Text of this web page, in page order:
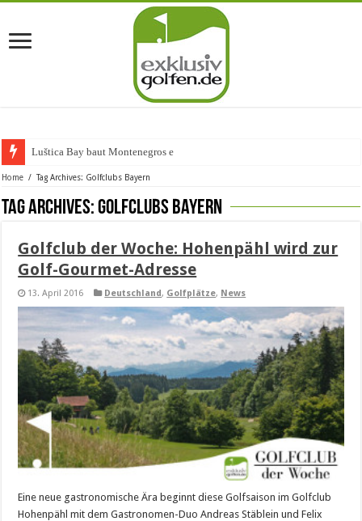
Luštica Bay baut Montenegros erste G
Home / Tag Archives: Golfclubs Bayern
Tag Archives:Golfclubs Bayern
Golfclub der Woche: Hohenpähl wird zur
Golf-Gourmet-Adresse
13. April 2016 Deutschland, Golfplätze, News
Eine neue gastronomische Ära beginnt diese Golfsaison im Golfclub
Hohenpähl mit dem Gastronomen-Duo Andreas Stäblein und Felix